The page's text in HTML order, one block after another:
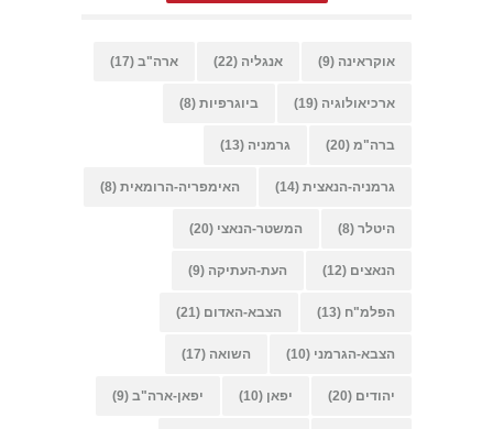
אוקראינה (9) אנגליה (22) ארה"ב (17)
ארכיאולוגיה (19) ביוגרפיות (8)
ברה"מ (20) גרמניה (13)
גרמניה-הנאצית (14) האימפריה-הרומאית (8)
היטלר (8) המשטר-הנאצי (20)
הנאצים (12) העת-העתיקה (9)
הפלמ"ח (13) הצבא-האדום (21)
הצבא-הגרמני (10) השואה (17)
יהודים (20) יפאן (10) יפאן-ארה"ב (9)